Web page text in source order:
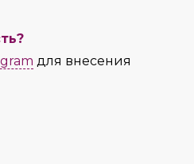
для внесения